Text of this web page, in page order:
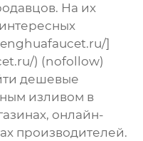
На их
]
) (nofollow)
дешевые
изливом в
онлайн-
производителей.